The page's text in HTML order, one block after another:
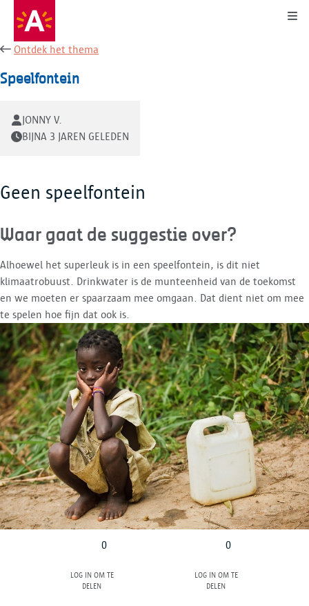
Ontdek het thema
Speelfontein
JONNY V.
BIJNA 3 JAREN GELEDEN
Geen speelfontein
Waar gaat de suggestie over?
Alhoewel het superleuk is in een speelfontein, is dit niet
klimaatrobuust. Drinkwater is de munteenheid van de toekomst
en we moeten er spaarzaam mee omgaan. Dat dient niet om mee
te spelen hoe fijn dat ook is.
0
Log in om te
delen
0
Log in om te
delen